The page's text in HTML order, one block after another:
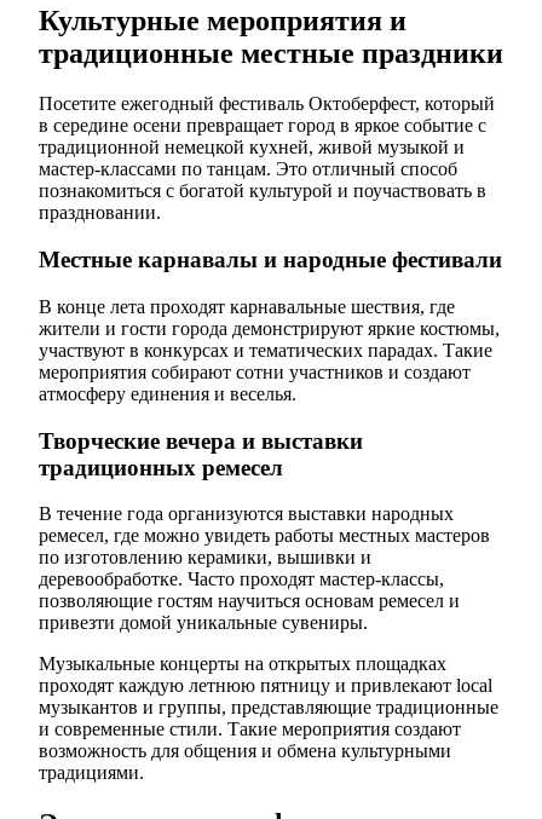
Культурные мероприятия и
традиционные местные праздники
Посетите ежегодный фестиваль Октоберфест, который
в середине осени превращает город в яркое событие с
традиционной немецкой кухней, живой музыкой и
мастер-классами по танцам. Это отличный способ
познакомиться с богатой культурой и поучаствовать в
праздновании.
Местные карнавалы и народные фестивали
В конце лета проходят карнавальные шествия, где
жители и гости города демонстрируют яркие костюмы,
участвуют в конкурсах и тематических парадах. Такие
мероприятия собирают сотни участников и создают
атмосферу единения и веселья.
Творческие вечера и выставки
традиционных ремесел
В течение года организуются выставки народных
ремесел, где можно увидеть работы местных мастеров
по изготовлению керамики, вышивки и
деревообработке. Часто проходят мастер-классы,
позволяющие гостям научиться основам ремесел и
привезти домой уникальные сувениры.
Музыкальные концерты на открытых площадках
проходят каждую летнюю пятницу и привлекают local
музыкантов и группы, представляющие традиционные
и современные стили. Такие мероприятия создают
возможность для общения и обмена культурными
традициями.